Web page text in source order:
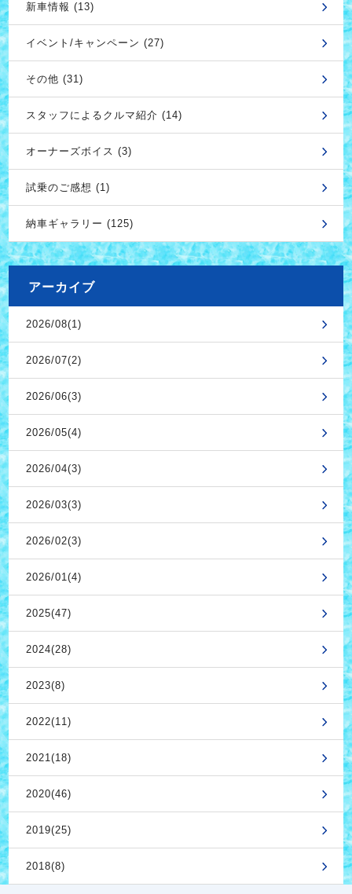
新車情報 (13)
イベント/キャンペーン (27)
その他 (31)
スタッフによるクルマ紹介 (14)
オーナーズボイス (3)
試乗のご感想 (1)
納車ギャラリー (125)
アーカイブ
2026/08(1)
2026/07(2)
2026/06(3)
2026/05(4)
2026/04(3)
2026/03(3)
2026/02(3)
2026/01(4)
2025(47)
2024(28)
2023(8)
2022(11)
2021(18)
2020(46)
2019(25)
2018(8)